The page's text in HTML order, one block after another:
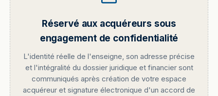
Réservé aux acquéreurs sous
engagement de confidentialité
L'identité réelle de l'enseigne, son adresse précise
et l'intégralité du dossier juridique et financier sont
communiqués après création de votre espace
acquéreur et signature électronique d'un accord de